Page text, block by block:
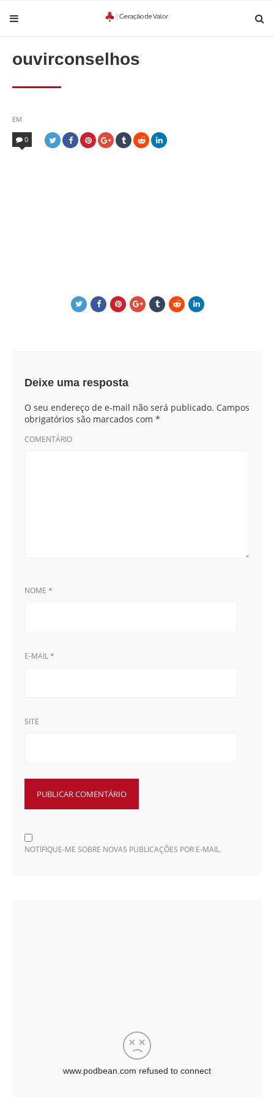
ouvirconselhos
EM
IN
0
Deixe uma resposta
O seu endereço de e-mail não será publicado. Campos
obrigatórios são marcados com *
COMENTÁRIO
NOME *
E-MAIL*
SITE
NOTIFIQUE-ME SOBRE NOVAS PUBLICAÇÕES POR E-MAIL.